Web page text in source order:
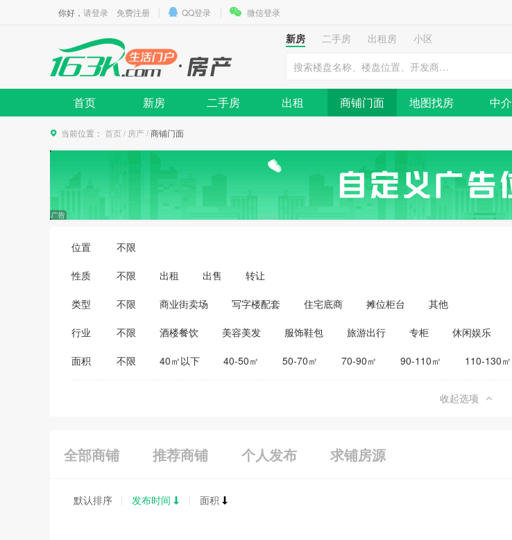
你好， 请登录 免费注册 QQ登录 微信登录
新房 二手房 出租房
小区
首页 新房 二手房 出租 商铺门面 地图找房 中介
当前位置： 首页 / 房产/商铺门面
位置 不限
性质 不限 出租 出售 转让
类型 不限 商业街卖场 写字楼配套 住宅底商 摊位柜台 其他
行业 不限 酒楼餐饮 美容美发 服饰鞋包 旅游出行 专柜 休闲娱乐
医药保健
家居建材
面积 不限 40㎡以下 40-50㎡ 50-70㎡ 70-90㎡ 90-110㎡ 110-130㎡
收起选项
全部商铺 推荐商铺 个人发布 求铺房源
默认排序 发布时间 面积